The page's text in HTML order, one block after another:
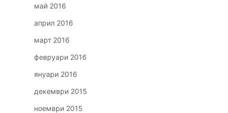
май 2016
април 2016
март 2016
февруари 2016
януари 2016
декември 2015
ноември 2015